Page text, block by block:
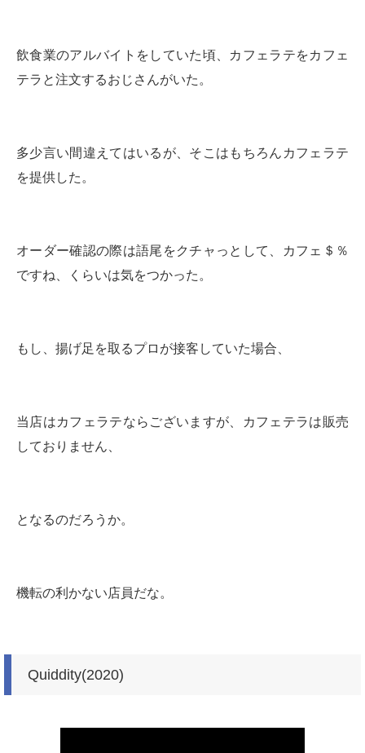
飲食業のアルバイトをしていた頃、カフェラテをカフェ
テラと注文するおじさんがいた。
多少言い間違えてはいるが、そこはもちろんカフェラテ
を提供した。
オーダー確認の際は語尾をクチャっとして、カフェ＄％
ですね、くらいは気をつかった。
もし、揚げ足を取るプロが接客していた場合、
当店はカフェラテならございますが、カフェテラは販売
しておりません、
となるのだろうか。
機転の利かない店員だな。
Quiddity(2020)